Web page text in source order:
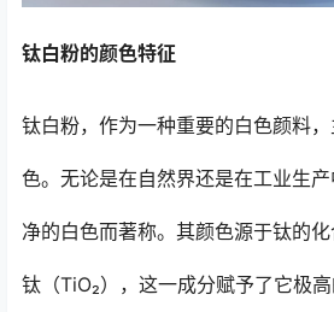
钛白粉的颜色特征
钛白粉，作为一种重要的白色颜料
色。无论是在自然界还是在工业生
净的白色而著称。其颜色源于钛的
钛（TiO₂），这一成分赋予了它极